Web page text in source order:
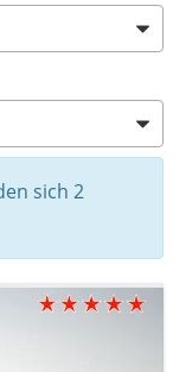
sich 2